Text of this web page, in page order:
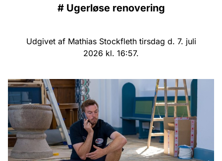
# Ugerløse renovering
Udgivet af Mathias Stockfleth tirsdag d. 7. juli
2026 kl. 16:57.